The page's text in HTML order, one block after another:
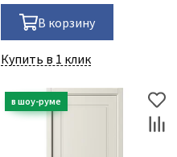
В корзину
Купить в 1 клик